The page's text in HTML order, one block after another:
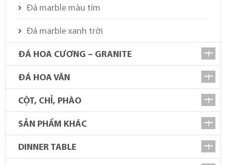
Đá marble màu tím
Đá marble xanh trời
ĐÁ HOA CƯƠNG – GRANITE
ĐÁ HOA VĂN
CỘT, CHỈ, PHÀO
SẢN PHẨM KHÁC
DINNER TABLE